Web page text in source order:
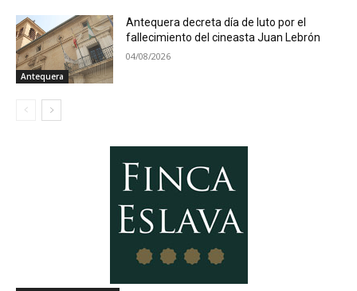
Antequera
Antequera decreta día de luto por el
fallecimiento del cineasta Juan Lebrón
04/08/2026